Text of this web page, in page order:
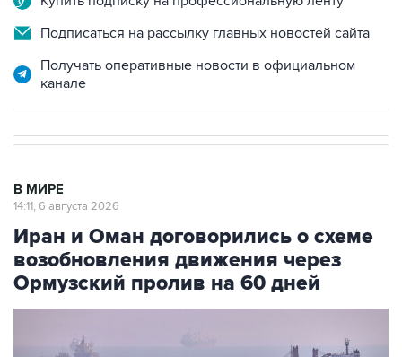
Подписаться на рассылку главных новостей сайта
Получать оперативные новости в официальном
канале
В МИРЕ
14:11, 6 августа 2026
Иран и Оман договорились о схеме
возобновления движения через
Ормузский пролив на 60 дней